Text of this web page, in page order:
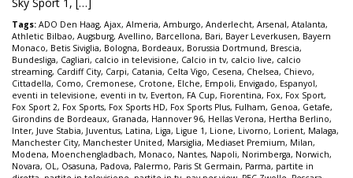
Tags: ADO Den Haag, Ajax, Almeria, Amburgo, Anderlecht, Arsenal, Atalanta,
Athletic Bilbao, Augsburg, Avellino, Barcellona, Bari, Bayer Leverkusen, Bayern
Monaco, Betis Siviglia, Bologna, Bordeaux, Borussia Dortmund, Brescia,
Bundesliga, Cagliari, calcio in televisione, Calcio in tv, calcio live, calcio
streaming, Cardiff City, Carpi, Catania, Celta Vigo, Cesena, Chelsea, Chievo,
Cittadella, Como, Cremonese, Crotone, Elche, Empoli, Envigado, Espanyol,
eventi in televisione, eventi in tv, Everton, FA Cup, Fiorentina, Fox, Fox Sport,
Fox Sport 2, Fox Sports, Fox Sports HD, Fox Sports Plus, Fulham, Genoa, Getafe,
Girondins de Bordeaux, Granada, Hannover 96, Hellas Verona, Hertha Berlino,
Inter, Juve Stabia, Juventus, Latina, Liga, Ligue 1, Lione, Livorno, Lorient, Malaga,
Manchester City, Manchester United, Marsiglia, Mediaset Premium, Milan,
Modena, Moenchengladbach, Monaco, Nantes, Napoli, Norimberga, Norwich,
Novara, OL , Osasuna, Padova, Palermo, Paris St Germain, Parma, partite in